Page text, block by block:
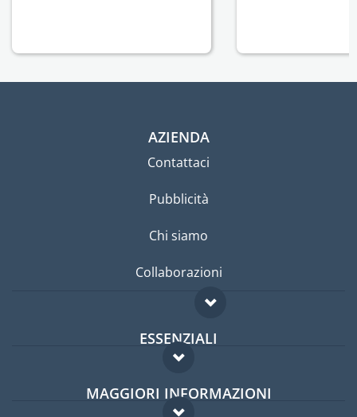
AZIENDA
Contattaci
Pubblicità
Chi siamo
Collaborazioni
ESSENZIALI
Forum per expat
Guida per expat
MAGGIORI INFORMAZIONI